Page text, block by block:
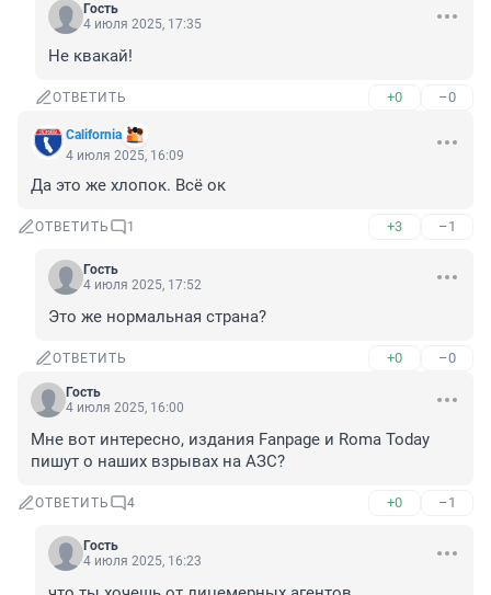
Гость
4 июля 2025, 17:35
Не квакай!
ОТВЕТИТЬ +0 –0
Cаlifornia
4 июля 2025, 16:09
Да это же хлопок. Всё ок
ОТВЕТИТЬ 1 +3 –1
Гость
4 июля 2025, 17:52
Это же нормальная страна?
ОТВЕТИТЬ +0 –0
Гость
4 июля 2025, 16:00
Мне вот интересно, издания Fanpage и Roma Today
пишут о наших взрывах на АЗС?
ОТВЕТИТЬ 4 +0 –1
Гость
4 июля 2025, 16:23